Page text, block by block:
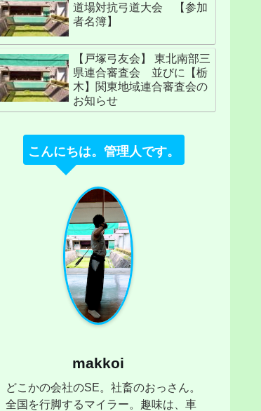
道場対抗弓道大会 【参加
者名簿】
【戸塚弓友会】 東北南部三
県連合審査会 並びに【栃
木】関東地域連合審査会の
お知らせ
こんにちは。管理人です。
makkoi
どこかの会社のSE。社畜のおっさん。
全国を行脚するマイラー。趣味は、車